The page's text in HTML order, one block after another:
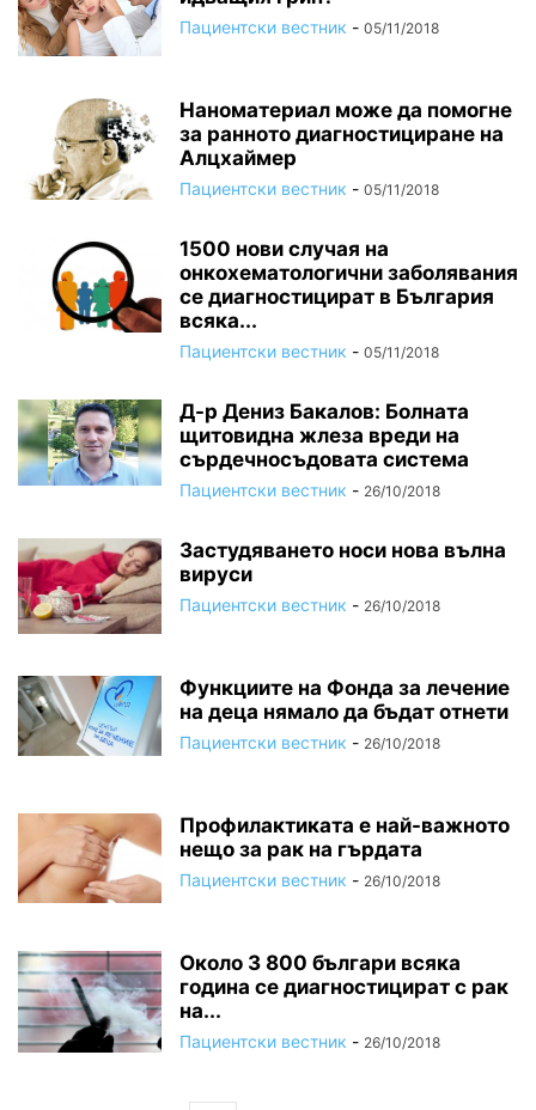
Пациентски вестник - 05/11/2018
Наноматериал може да помогне
за ранното диагностициране на
Алцхаймер
Пациентски вестник - 05/11/2018
1500 нови случая на
онкохематологични заболявания
се диагностицират в България
всяка...
Пациентски вестник - 05/11/2018
Д-р Дениз Бакалов: Болната
щитовидна жлеза вреди на
сърдечносъдовата система
Пациентски вестник - 26/10/2018
Застудяването носи нова вълна
вируси
Пациентски вестник - 26/10/2018
Функциите на Фонда за лечение
на деца нямало да бъдат отнети
Пациентски вестник - 26/10/2018
Профилактиката е най-важното
нещо за рак на гърдата
Пациентски вестник - 26/10/2018
Около 3 800 българи всяка
година се диагностицират с рак
на...
Пациентски вестник - 26/10/2018